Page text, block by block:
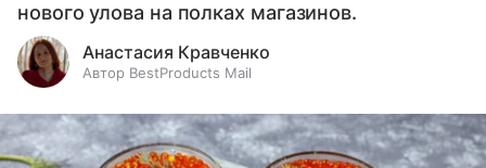
нового улова на полках магазинов.
Анастасия Кравченко
Автор BestProducts Mail